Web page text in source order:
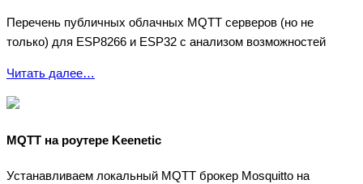
Перечень публичных облачных MQTT серверов (но не
только) для ESP8266 и ESP32 с анализом возможностей
Читать далее…
MQTT на роутере Keenetic
Устанавливаем локальный MQTT брокер Mosquitto на